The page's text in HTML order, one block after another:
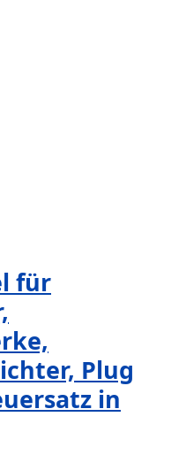
für
Plug
in